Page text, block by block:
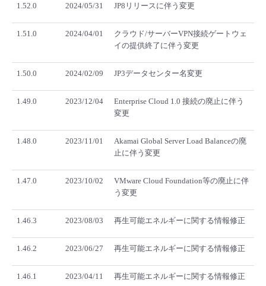
1.52.0 2024/05/31 JP8リリースに伴う変更
1.51.0 2024/04/01
クラウド/サーバーVPN接続ゲートウェ
イの提供終了に伴う変更
1.50.0 2024/02/09 JP3データセンター名変更
1.49.0 2023/12/04
Enterprise Cloud 1.0 接続の廃止に伴う
変更
1.48.0 2023/11/01
Akamai Global Server Load Balanceの廃
止に伴う変更
1.47.0 2023/10/02
VMware Cloud Foundation等の廃止に伴
う変更
1.46.3 2023/08/03 再生可能エネルギーに関する情報修正
1.46.2 2023/06/27 再生可能エネルギーに関する情報修正
1.46.1 2023/04/11 再生可能エネルギーに関する情報修正